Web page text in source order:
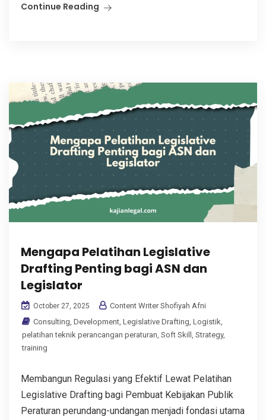
Continue Reading
Mengapa Pelatihan Legislative
Drafting Penting bagi ASN dan
Legislator
October 27, 2025
Content Writer Shofiyah Afni
Consulting, Development, Legislative Drafting, Logistik,
pelatihan teknik perancangan peraturan, Soft Skill , Strategy,
training
Membangun Regulasi yang Efektif Lewat Pelatihan
Legislative Drafting bagi Pembuat Kebijakan Publik
Peraturan perundang-undangan menjadi fondasi utama